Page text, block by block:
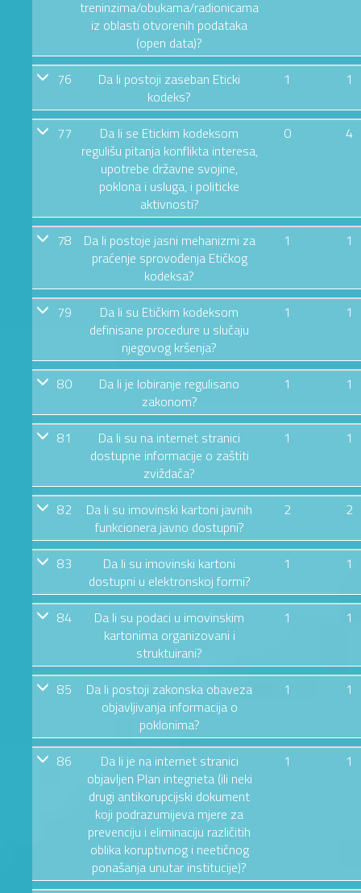
treninzima/obukama/radionicama
iz oblasti otvorenih podataka
(open data)?
76
Da li postoji zaseban Eticki
kodeks?
1 1
77
Da li se Etickim kodeksom
regulišu pitanja konflikta interesa,
upotrebe državne svojine,
poklona i usluga, i politicke
aktivnosti?
0 4
78
Da li postoje jasni mehanizmi za
praćenje sprovođenja Etičkog
kodeksa?
1 1
79
Da li su Etičkim kodeksom
definisane procedure u slučaju
njegovog kršenja?
1 1
80
Da li je lobiranje regulisano
zakonom?
1 1
81
Da li su na internet stranici
dostupne informacije o zaštiti
zviždača?
1 1
82
Da li su imovinski kartoni javnih
funkcionera javno dostupni?
2 2
83
Da li su imovinski kartoni
dostupni u elektronskoj formi?
1 1
84
Da li su podaci u imovinskim
kartonima organizovani i
struktuirani?
1 1
85
Da li postoji zakonska obaveza
objavljivanja informacija o
poklonima?
1 1
86
Da li je na internet stranici
objavljen Plan integrieta (ili neki
drugi antikorupcijski dokument
koji podrazumijeva mjere za
prevenciju i eliminaciju različitih
oblika koruptivnog i neetičnog
ponašanja unutar institucije)?
1 1